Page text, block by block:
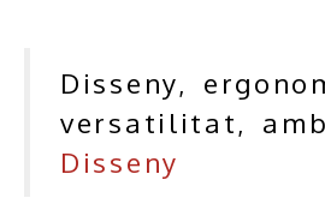
Disseny,
versatilitat,
Disseny